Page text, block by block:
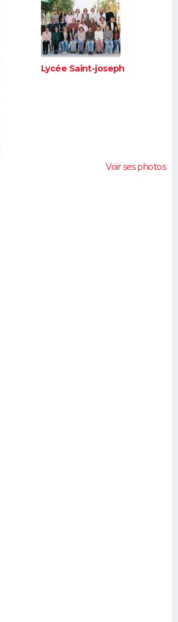
Lycée Saint-joseph
Voir ses photos